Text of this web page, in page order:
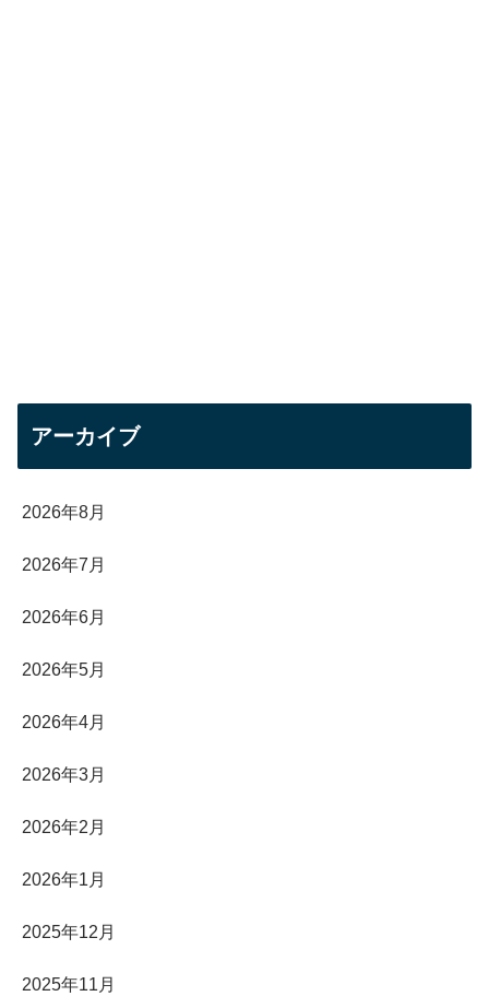
アーカイブ
2026年8月
2026年7月
2026年6月
2026年5月
2026年4月
2026年3月
2026年2月
2026年1月
2025年12月
2025年11月